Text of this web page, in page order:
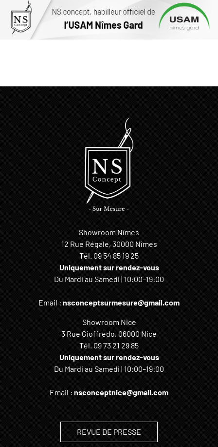
Showroom Nîmes
12 Rue Régale, 30000 Nîmes
Tél. 09 54 85 19 25
Uniquement sur rendez-vous
Du Mardi au Samedi | 10:00–19:00
Email : nsconceptsurmesure@gmail.com
Showroom Nice
3 Rue Gioffredo, 06000 Nice
Tél. 09 73 21 29 85
Uniquement sur rendez-vous
Du Mardi au Samedi | 10:00–19:00
Email : nsconceptnice@gmail.com
REVUE DE PRESSE